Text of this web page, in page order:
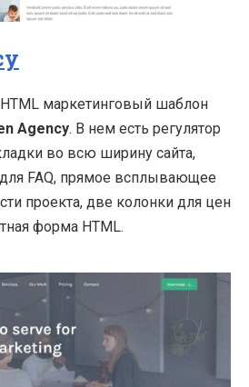
маркетинговый шаблон
Agency. В нем есть регулятор
во всю ширину сайта,
FAQ, прямое всплывающее
проекта, две колонки для цен
форма HTML.